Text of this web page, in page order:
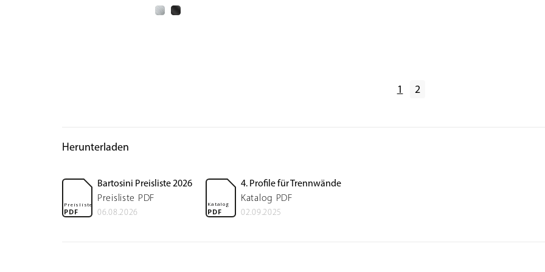
1 2
Herunterladen
Preisliste
PDF
Bartosini Preisliste 2026
Preisliste PDF
06.08.2026
Katalog
PDF
4. Profile für Trennwände
Katalog PDF
02.09.2025